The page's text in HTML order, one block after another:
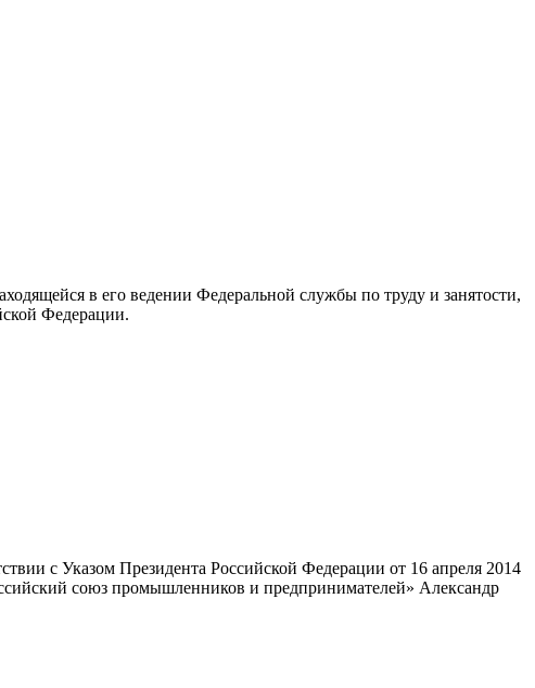
в его ведении Федеральной службы по труду и занятости,
Федерации.
с Указом Президента Российской Федерации от 16 апреля 2014
союз промышленников и предпринимателей» Александр